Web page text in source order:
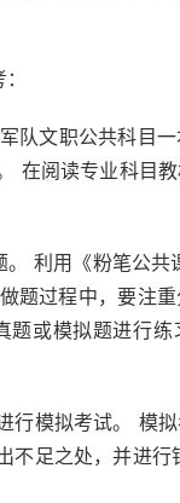
队文职公共科目
在阅读专业科目
利用《粉笔公
题过程中，要注
或模拟题进行
行模拟考试。 模
不足之处，并进